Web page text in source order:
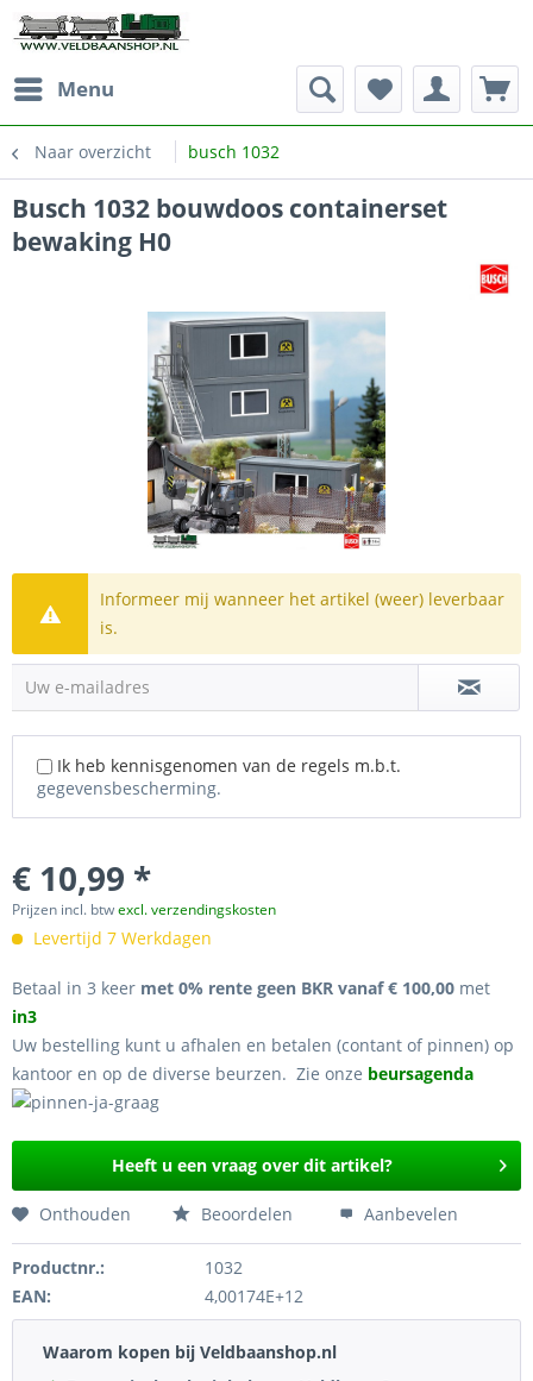
Menu
Naar overzicht busch 1032
Busch 1032 bouwdoos containerset
bewaking H0
Informeer mij wanneer het artikel (weer) leverbaar
is.
Uw e-mailadres
Ik heb kennisgenomen van de regels m.b.t.
gegevensbescherming.
€ 10,99 *
Prijzen incl. btwexcl. verzendingskosten
Levertijd 7 Werkdagen
Betaal in 3 keer met 0% rente geen BKR vanaf € 100,00 met
in3
Uw bestelling kunt u afhalen en betalen (contant of pinnen) op
kantoor en op de diverse beurzen. Zie onze beursagenda
Heeft u een vraag over dit artikel?
Onthouden Beoordelen Aanbevelen
Productnr.:
1032
EAN:
4,00174E+12
Waarom kopen bij Veldbaanshop.nl